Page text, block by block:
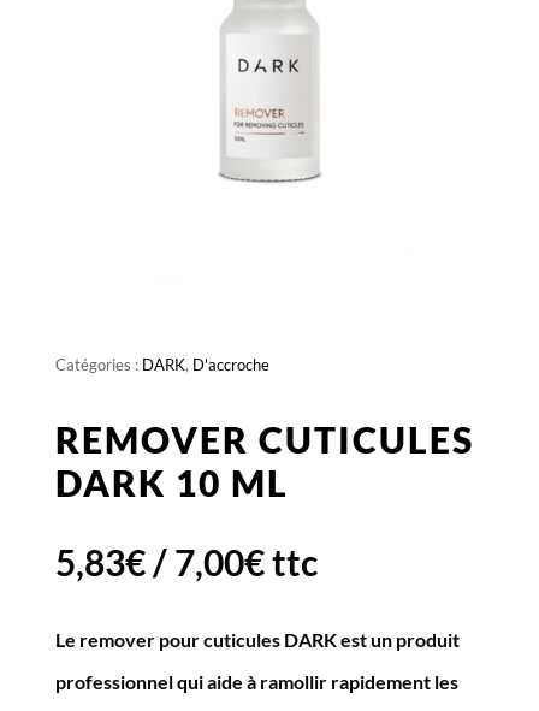
Catégories : DARK, D'accroche
REMOVER CUTICULES
DARK 10 ML
5,83€/7,00€ttc
Le remover pour cuticules DARK est un produit
professionnel qui aide à ramollir rapidement les